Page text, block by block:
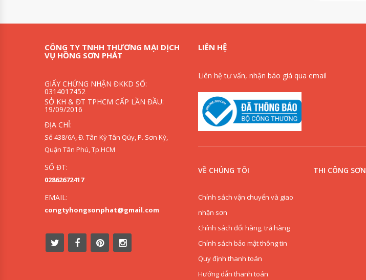
CÔNG TY TNHH THƯƠNG MẠI DỊCH
VỤ HỒNG SƠN PHÁT
GIẤY CHỨNG NHẬN ĐKKD SỐ:
0314017452
SỞ KH & ĐT TPHCM CẤP LẦN ĐẦU:
19/09/2016
ĐỊA CHỈ:
Số 438/6A, Đ. Tân Kỳ Tân Qúy, P. Sơn Kỳ,
Quận Tân Phú, Tp.HCM
SỐ ĐT:
02862672417
EMAIL:
congtyhongsonphat@gmail.com
LIÊN HỆ
Liên hệ tư vấn, nhận báo giá qua email
VỀ CHÚNG TÔI
Chính sách vận chuyển và giao
nhận sơn
Chính sách đổi hàng, trả hàng
Chính sách bảo mật thông tin
Quy định thanh toán
Hướng dẫn thanh toán
THI CÔNG SƠN